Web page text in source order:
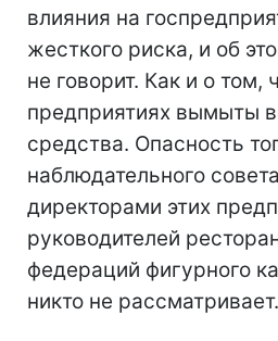
влияния на
жесткого риска, и об
не говорит. Как и о том,
предприятиях вымыты
средства. Опасность
наблюдательного
директорами этих
руководителей
федераций фигурного
никто не рассматривает.